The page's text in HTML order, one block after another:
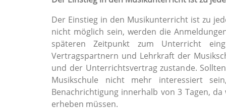
Der Einstieg in den Musikunterricht ist zu
nicht möglich sein, werden die
späteren Zeitpunkt zum Unterricht
Vertragspartnern und Lehrkraft der
und der Unterrichtsvertrag zustande.
Musikschule nicht mehr interessiert
Benachrichtigung innerhalb von 3 Tagen,
erheben müssen.